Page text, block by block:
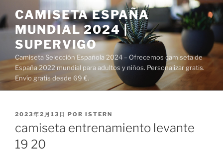
al
contenido
CAMISETA ESPAÑA
MUNDIAL 2024 |
SUPERVIGO
Camiseta Selección Española 2024 – Ofrecemos camiseta de
España 2022 mundial para adultos y niños. Personalizar gratis.
Envío gratis desde 69 €.
PUBLICADO
2023年2月13日 POR ISTERN
camiseta entrenamiento levante
19 20